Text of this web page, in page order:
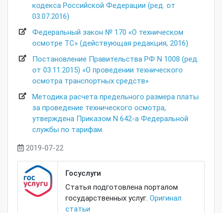
кодекса Российской Федерации (ред. от
03.07.2016)
Федеральный закон № 170 «О техническом
осмотре ТС» (действующая редакция, 2016)
Постановление Правительства РФ N 1008 (ред.
от 03.11.2015) «О проведении технического
осмотра транспортных средств»
Методика расчета предельного размера платы
за проведение технического осмотра,
утверждена Приказом N 642-а Федеральной
службы по тарифам.
2019-07-22
Госуслуги
Статья подготовлена порталом
государственных услуг. Оригинал
статьи